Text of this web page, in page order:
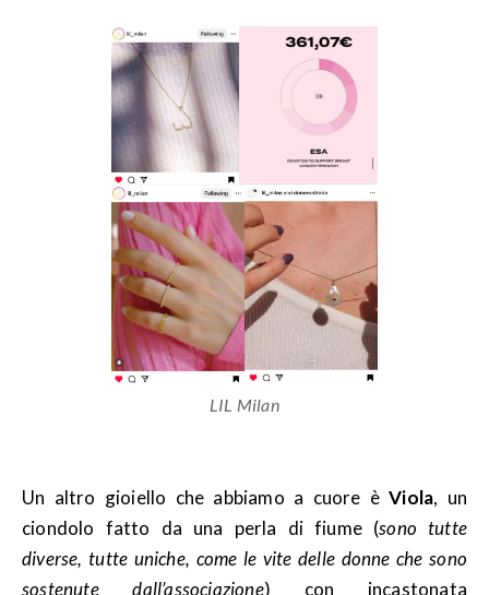
LIL Milan
Un altro gioiello che abbiamo a cuore èViola, un
ciondolo fatto da una perla di fiume (sono tutte
diverse, tutte uniche, come le vite delle donne che sono
sostenute dall’associazione) con incastonata